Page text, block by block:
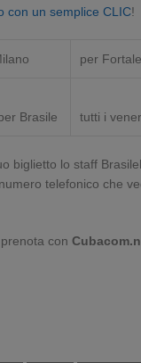
con un semplice CLIC!
per
Brasile tutti i
biglietto lo staff
telefonico che
con